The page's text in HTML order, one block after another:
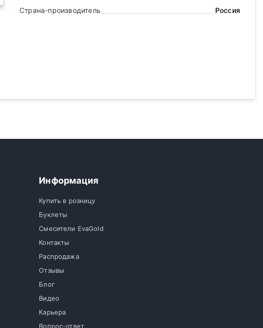
Страна-производитель
Россия
Информация
Купить в розницу
Буклеты
Смесители EvaGold
Контакты
Распродажа
Отзывы
Блог
Видео
Карьера
Вопрос-ответ